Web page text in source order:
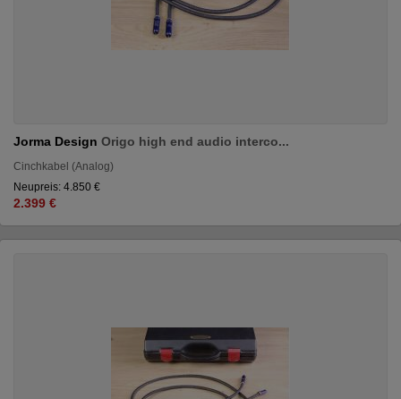
Jorma Design Origo high end audio interco...
Cinchkabel (Analog)
Neupreis: 4.850 €
2.399 €